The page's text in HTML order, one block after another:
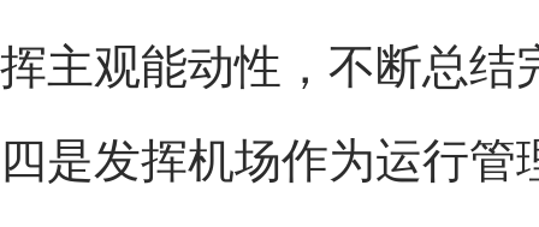
挥主观能动性，不断总结
四是发挥机场作为运行